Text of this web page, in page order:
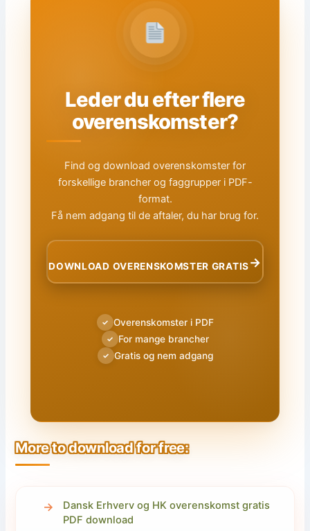
Leder du efter flere
overenskomster?
Find og download overenskomster for
forskellige brancher og faggrupper i PDF-
format.
Få nem adgang til de aftaler, du har brug for.
DOWNLOAD OVERENSKOMSTER GRATIS→
✓ Overenskomster i PDF
✓ For mange brancher
✓ Gratis og nem adgang
More to download for free:
Dansk Erhverv og HK overenskomst gratis
PDF download